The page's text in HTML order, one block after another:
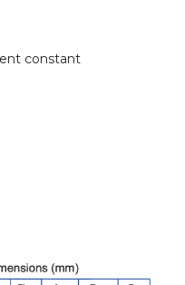
constant